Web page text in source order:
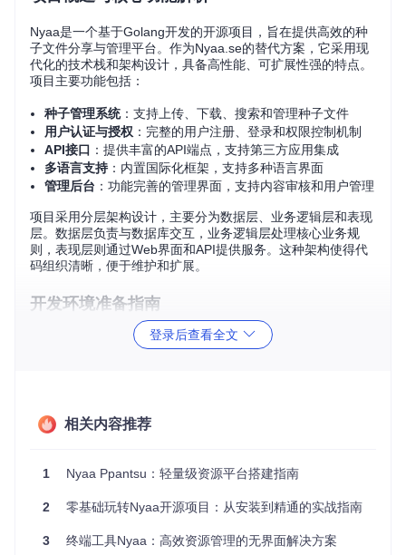
Nyaa是一个基于Golang开发的开源项目，旨在提供高效的种
子文件分享与管理平台。作为Nyaa.se的替代方案，它采用现
代化的技术栈和架构设计，具备高性能、可扩展性强的特点。
项目主要功能包括：
种子管理系统：支持上传、下载、搜索和管理种子文件
用户认证与授权 ：完整的用户注册、登录和权限控制机制
API接口 ：提供丰富的API端点，支持第三方应用集成
多语言支持 ：内置国际化框架，支持多种语言界面
管理后台 ：功能完善的管理界面，支持内容审核和用户管理
项目采用分层架构设计，主要分为数据层、业务逻辑层和表现
层。数据层负责与数据库交互，业务逻辑层处理核心业务规
则，表现层则通过Web界面和API提供服务。这种架构使得代
码组织清晰，便于维护和扩展。
开发环境准备指南
Git - 版本控制工具
MySQL - 关系型数据库
项目获取与初始化
🔧操作步骤：
克隆项目代码库：
登录后查看全文
相关内容推荐
1 Nyaa Ppantsu：轻量级资源平台搭建指南
2 零基础玩转Nyaa开源项目：从安装到精通的实战指南
3 终端工具Nyaa：高效资源管理的无界面解决方案